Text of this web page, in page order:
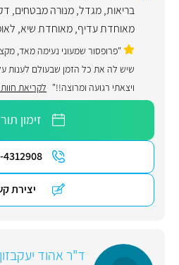
בריאות,מגדל,מנורה מבטחים,
מאוחדת עדיף,מאוחדת שיא,
"פרופסור שמעוני נעימה מאד,
שיש לה את כל הזמן שבעולם לענות
ויצאתי רגועה ומרוצה!!" לקריאת
זימון תור
4312908
יצירת
ד"ר אהוד יעקבזון